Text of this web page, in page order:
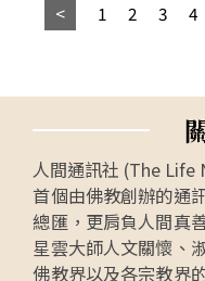
1 2 3 4
人間通訊社 (The Life
首個由佛教創辦的通
總匯，更肩負人間真
星雲大師人文關懷、
佛教界以及各宗教界